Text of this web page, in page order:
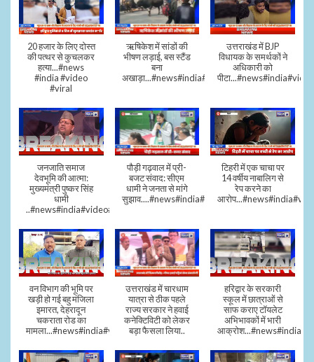
20 हजार के लिए दोस्त
की पत्थर से कुचलकर
हत्या...#news
#india #video
#viral
ऋषिकेश में सांडों की
भीषण लड़ाई, बस स्टैंड
बना
अखाड़ा...#news#india#video#viral
उत्तराखंड में BJP
विधायक के समर्थकों ने
अधिकारी को
जनजाति समाज
देवभूमि की आत्मा:
मुख्यमंत्री पुष्कर सिंह
धामी
..#news#india#video#viral
पौड़ी गढ़वाल में प्री-
बजट संवाद: सीएम
धामी ने जनता से मांगे
सुझाव....#news#india#video#viral
टिहरी में एक चाचा पर
14 वर्षीय नाबालिग से
रेप करने का
वन विभाग की भूमि पर
खड़ी हो गई बहु मंजिला
इमारत, देहरादून
चकराता रोड का
मामला...#news#india#video
उत्तराखंड में चारधाम
यात्रा से ठीक पहले
राज्य सरकार ने हवाई
कनेक्टिविटी को लेकर
बड़ा फैसला लिया..
हरिद्वार के सरकारी
स्कूल में छात्राओं से
साफ कराए टॉयलेट
अभिभावकों में भारी
आक्रोश...#news#india